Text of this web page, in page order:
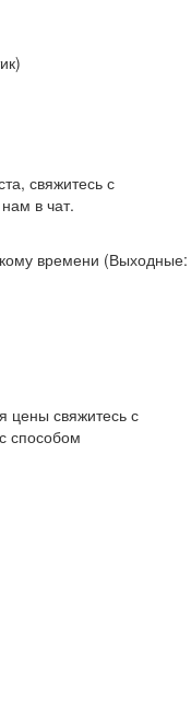
свяжитесь с
в чат.
времени (Выходные:
цены свяжитесь с
способом